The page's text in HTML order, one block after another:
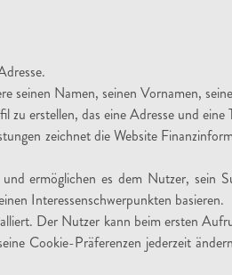
seinen Namen, seinen Vornamen,
erstellen, das eine Adresse und
zeichnet die Website
ermöglichen es dem Nutzer, sein
Interessenschwerpunkten basieren.
Der Nutzer kann beim ersten
Cookie-Präferenzen jederzeit